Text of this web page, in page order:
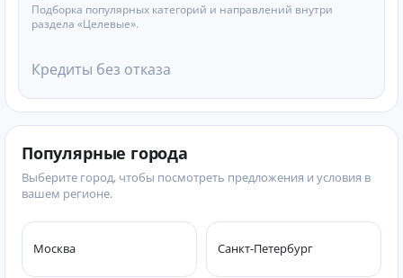
Подборка популярных категорий и направлений внутри
раздела «Целевые».
Кредиты без отказа
Популярные города
Выберите город, чтобы посмотреть предложения и условия в
вашем регионе.
Москва Санкт-Петербург